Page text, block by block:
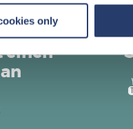
only
einen